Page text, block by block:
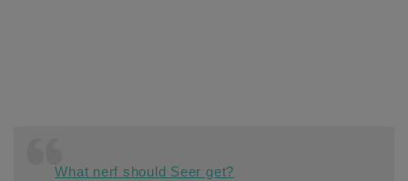
What nerf should Seer get?